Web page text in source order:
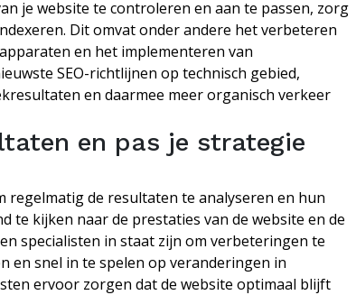
je website te controleren en aan te passen, zorg
Dit omvat onder andere het verbeteren
en het implementeren van
SEO-richtlijnen op technisch gebied,
en daarmee meer organisch verkeer
en pas je strategie
regelmatig de resultaten te analyseren en hun
te kijken naar de prestaties van de website en de
specialisten in staat zijn om verbeteringen te
en snel in te spelen op veranderingen in
ervoor zorgen dat de website optimaal blijft